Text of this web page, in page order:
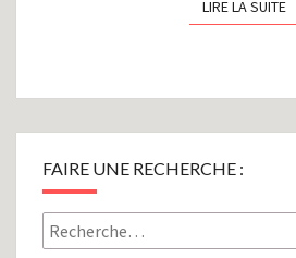
LIRE LA SUITE
FAIRE UNE RECHERCHE :
Rechercher :